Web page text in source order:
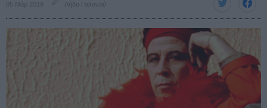
05 Μάρ 2019 Λήδα Γαλανού